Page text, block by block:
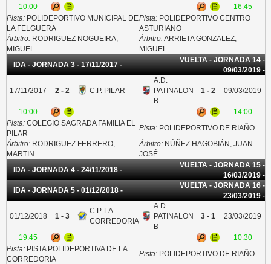
10:00
16:45
Pista:POLIDEPORTIVO MUNICIPAL DE
LA FELGUERA
Pista:POLIDEPORTIVO CENTRO
ASTURIANO
Árbitro:RODRIGUEZ NOGUEIRA,
MIGUEL
Árbitro:ARRIETA GONZALEZ,
MIGUEL
IDA - JORNADA 3 - 17/11/2017 -
VUELTA - JORNADA 14 -
09/03/2019 -
17/11/2017 2 - 2 C.P. PILAR
A.D.
PATINALON
B
1 - 2 09/03/2019
10:00
14:00
Pista:COLEGIO SAGRADA FAMILIA EL
PILAR
Pista:POLIDEPORTIVO DE RIAÑO
Árbitro:RODRIGUEZ FERRERO,
MARTIN
Árbitro:NÚÑEZ HAGOBIÁN, JUAN
JOSÉ
IDA - JORNADA 4 - 24/11/2018 -
VUELTA - JORNADA 15 -
16/03/2019 -
IDA - JORNADA 5 - 01/12/2018 -
VUELTA - JORNADA 16 -
23/03/2019 -
01/12/2018 1 - 3
C.P. LA
CORREDORIA
A.D.
PATINALON
B
3 - 1 23/03/2019
19.45
10:30
Pista:PISTA POLIDEPORTIVA DE LA
CORREDORIA
Pista:POLIDEPORTIVO DE RIAÑO